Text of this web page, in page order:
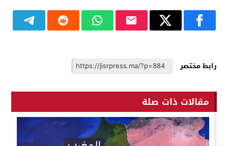
رابط مختصر
مقالات ذات صلة